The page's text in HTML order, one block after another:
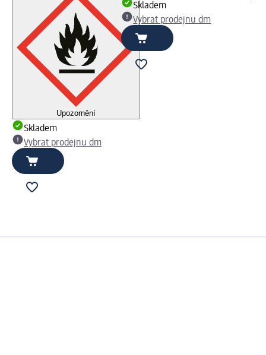
Upozornění
Skladem
Vybrat prodejnu dm
Skladem
Vybrat prodejnu dm